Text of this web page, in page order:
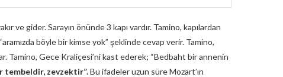
ve gider. Sarayın önünde 3 kapı vardır. Tamino, kapılardan
böyle bir kimse yok” şeklinde cevap verir. Tamino,
Tamino, Gece Kraliçesi’ni kast ederek; “Bedbaht bir annenin
tembeldir, zevzektir”.Bu ifadeler uzun süre Mozart’ın